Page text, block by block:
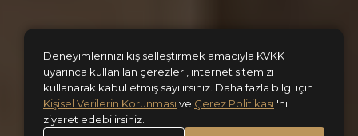
Deneyimlerinizi kişiselleştirmek amacıyla KVKK
uyarınca kullanılan çerezleri, internet sitemizi
kullanarak kabul etmiş sayılırsınız. Daha fazla bilgi için
Kişisel Verilerin Korunması ve Çerez Politikası 'nı
ziyaret edebilirsiniz.